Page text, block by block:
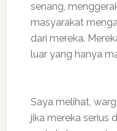
senang,
masyarakat
dari mereka.
luar yang hanya
Saya melihat,
jika mereka serius